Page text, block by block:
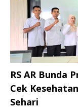
RS AR Bunda
Cek
Sehari